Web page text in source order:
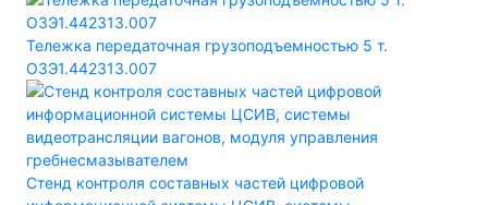
Тележка передаточная грузоподъемностью 5 т.
ОЗЭ1.442313.007
Стенд контроля составных частей цифровой